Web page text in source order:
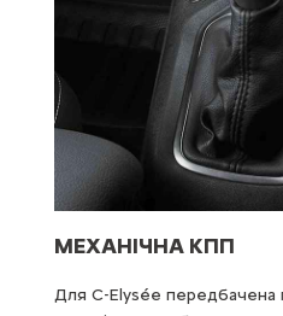
МЕХАНІЧНА КПП
Для C-Elysée передбачена